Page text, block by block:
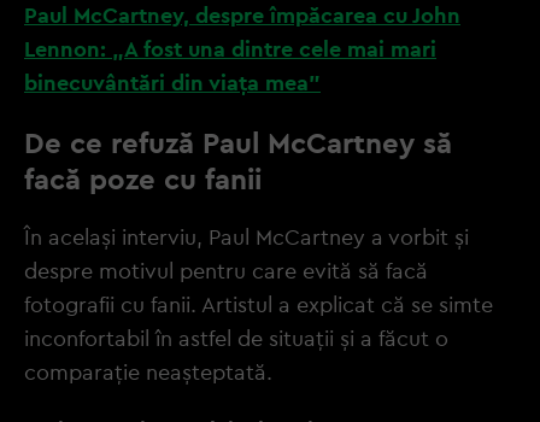
Paul McCartney, despre împăcarea cu John
Lennon: „A fost una dintre cele mai mari
binecuvântări din viața mea”
De ce refuză Paul McCartney să
facă poze cu fanii
În același interviu, Paul McCartney a vorbit și
despre motivul pentru care evită să facă
fotografii cu fanii. Artistul a explicat că se simte
inconfortabil în astfel de situații și a făcut o
comparație neașteptată.